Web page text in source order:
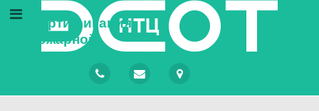
Сертификация
пожарной
безопасности